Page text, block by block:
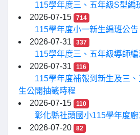
115學年度三、五年級S型編
2026-07-15
714
115學年度小一新生編班公告
2026-07-31
337
115學年度三、五年級導師編
2026-07-31
116
115學年度補報到新生及三
生公開抽籤時程
2026-07-15
110
彰化縣社頭國小115學年度
2026-07-20
82